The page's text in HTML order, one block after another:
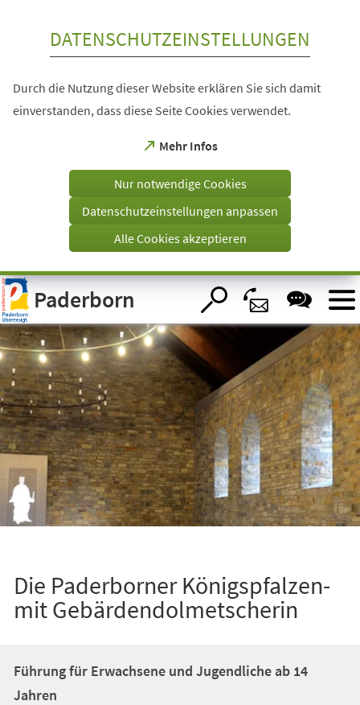
Visuelle
Assistenzsoftware
öffnen.
DATENSCHUTZEINSTELLUNGEN
Durch die Nutzung dieser Website erklären Sie sich damit
einverstanden, dass diese Seite Cookies verwendet.
Mehr Infos
(Öffnet
einem
Tab)
Nur notwendige Cookies
Datenschutzeinstellungen anpassen
Alle Cookies akzeptieren
Paderborn
Die Paderborner Königspfalzen-
mit Gebärdendolmetscherin
Führung für Erwachsene und Jugendliche ab 14
Jahren